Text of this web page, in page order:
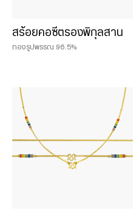
สร้อยคอซีตรองพิกุลสาน
ทองรูปพรรณ 96.5%